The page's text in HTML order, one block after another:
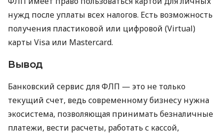
нужд после уплаты всех налогов. Есть возможность
получения пластиковой или цифровой (Virtual)
карты Visa или Mastercard.
Вывод
Банковский сервис для ФЛП — это не только
текущий счет, ведь современному бизнесу нужна
экосистема, позволяющая принимать безналичные
платежи, вести расчеты, работать с кассой,